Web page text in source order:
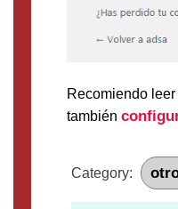
Recomiendo
también
Category: